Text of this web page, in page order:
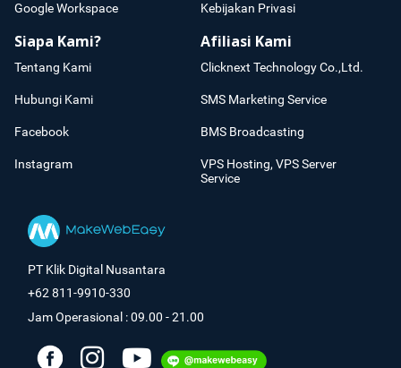
Google Workspace Kebijakan Privasi
Siapa Kami?
Tentang Kami
Hubungi Kami
Facebook
Instagram
Afiliasi Kami
Clicknext Technology Co.,Ltd.
SMS Marketing Service
BMS Broadcasting
VPS Hosting, VPS Server
Service
PT Klik Digital Nusantara
+62 811-9910-330
Jam Operasional : 09.00 - 21.00